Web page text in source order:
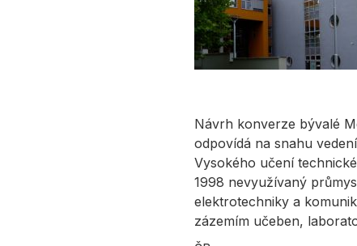
Návrh konverze bývalé
odpovídá na snahu
Vysokého učení
1998 nevyužívaný
elektrotechniky a
zázemím učeben,